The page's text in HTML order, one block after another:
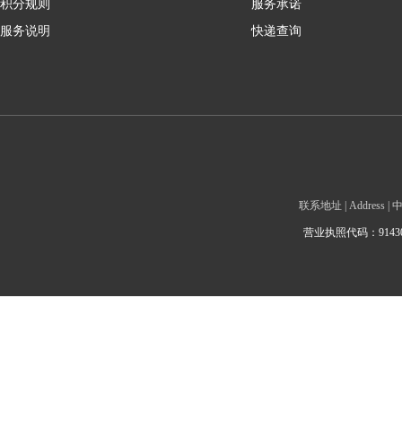
积分规则
服务说明
服务承诺
快递查询
联系地址 | Address |
营业执照代码：